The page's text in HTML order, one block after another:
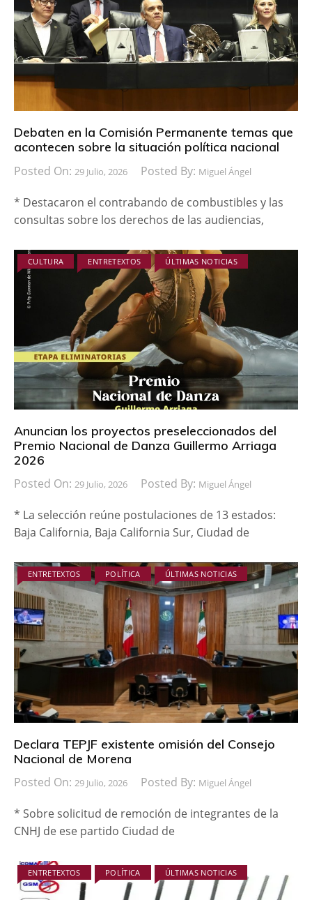
Debaten en la Comisión Permanente temas que
acontecen sobre la situación política nacional
Posted On: 29 Julio, 2026 Posted By: Miguel Ángel
* Destacaron el contrabando de combustibles y las
consultas sobre los derechos de las audiencias,
CULTURA ENTRETEXTOS ÚLTIMAS NOTICIAS
Anuncian los proyectos preseleccionados del
Premio Nacional de Danza Guillermo Arriaga
2026
Posted On: 29 Julio, 2026 Posted By: Miguel Ángel
* La selección reúne postulaciones de 13 estados:
Baja California, Baja California Sur, Ciudad de
ENTRETEXTOS POLÍTICA ÚLTIMAS NOTICIAS
Declara TEPJF existente omisión del Consejo
Nacional de Morena
Posted On: 29 Julio, 2026 Posted By: Miguel Ángel
* Sobre solicitud de remoción de integrantes de la
CNHJ de ese partido Ciudad de
ENTRETEXTOS POLÍTICA ÚLTIMAS NOTICIAS